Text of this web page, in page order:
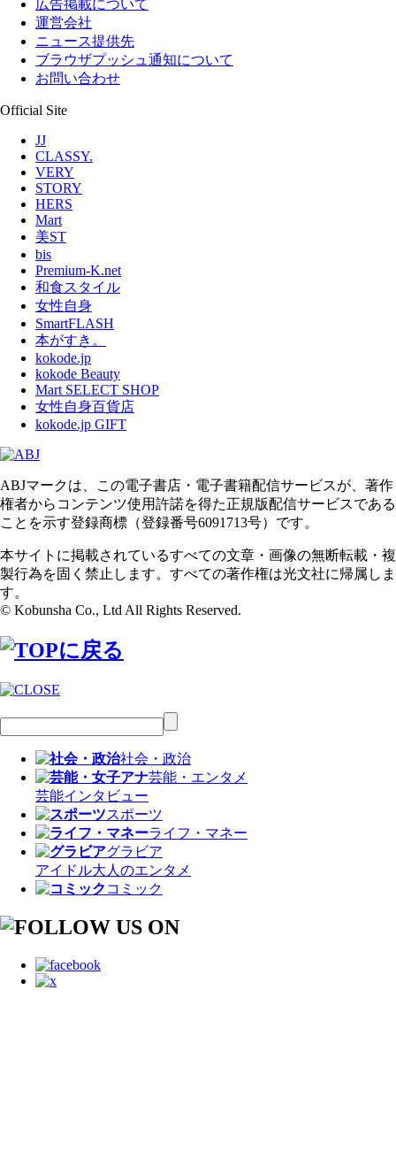
広告掲載について
運営会社
ニュース提供先
ブラウザプッシュ通知について
お問い合わせ
Official Site
JJ
CLASSY.
VERY
STORY
HERS
Mart
美ST
bis
Premium-K.net
和食スタイル
女性自身
SmartFLASH
本がすき。
kokode.jp
kokode Beauty
Mart SELECT SHOP
女性自身百貨店
kokode.jp GIFT
ABJマークは、この電子書店・電子書籍配信サービスが、著作
権者からコンテンツ使用許諾を得た正規版配信サービスである
ことを示す登録商標（登録番号6091713号）です。
本サイトに掲載されているすべての文章・画像の無断転載・複
製行為を固く禁止します。すべての著作権は光文社に帰属しま
す。
© Kobunsha Co., Ltd All Rights Reserved.
社会・政治
芸能・エンタメ
芸能インタビュー
スポーツ
ライフ・マネー
グラビア
アイドル大人のエンタメ
コミック